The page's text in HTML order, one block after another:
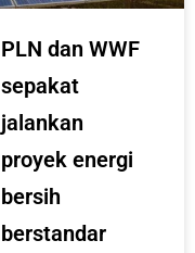
PLN dan WWF
sepakat
jalankan
proyek energi
bersih
berstandar